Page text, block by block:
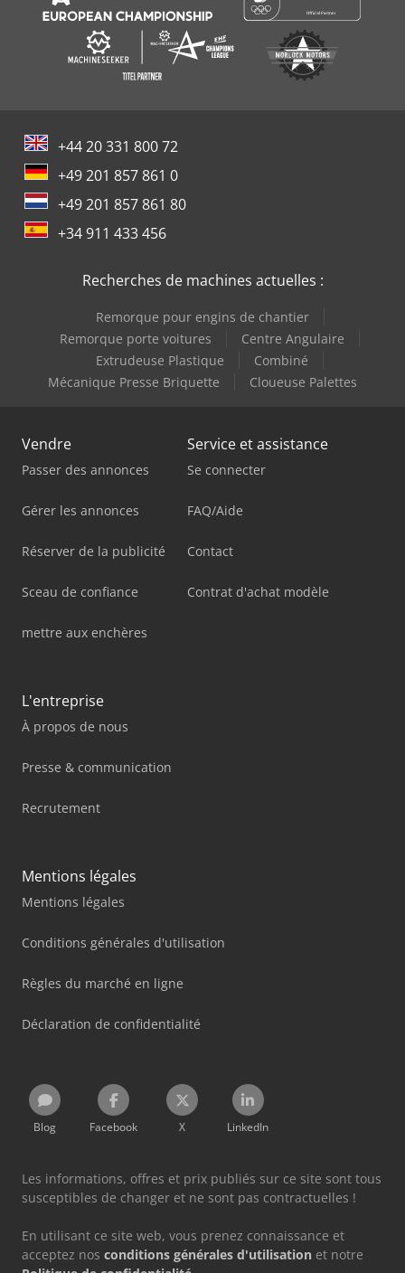
+44 20 331 800 72
+49 201 857 861 0
+49 201 857 861 80
+34 911 433 456
Recherches de machines actuelles :
Remorque pour engins de chantier
Remorque porte voitures
Centre Angulaire
Extrudeuse Plastique
Combiné
Mécanique Presse Briquette
Cloueuse Palettes
Vendre
Passer des annonces
Gérer les annonces
Réserver de la publicité
Sceau de confiance
mettre aux enchères
Service et assistance
Se connecter
FAQ/Aide
Contact
Contrat d'achat modèle
L'entreprise
À propos de nous
Presse & communication
Recrutement
Mentions légales
Mentions légales
Conditions générales d'utilisation
Règles du marché en ligne
Déclaration de confidentialité
Blog Facebook X LinkedIn
Les informations, offres et prix publiés sur ce site sont tous
susceptibles de changer et ne sont pas contractuelles !
En utilisant ce site web, vous prenez connaissance et
acceptez nos conditions générales d'utilisation et notre